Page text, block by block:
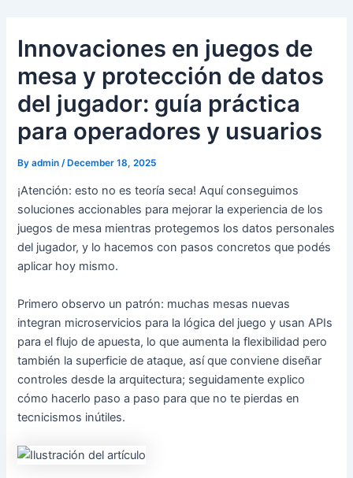
contentInnovaciones en juegos de
mesa y protección de datos
del jugador: guía práctica
para operadores y usuarios
Byadmin /December 18, 2025
¡Atención: esto no es teoría seca! Aquí conseguimos
soluciones accionables para mejorar la experiencia de los
juegos de mesa mientras protegemos los datos personales
del jugador, y lo hacemos con pasos concretos que podés
aplicar hoy mismo.
Primero observo un patrón: muchas mesas nuevas
integran microservicios para la lógica del juego y usan APIs
para el flujo de apuesta, lo que aumenta la flexibilidad pero
también la superficie de ataque, así que conviene diseñar
controles desde la arquitectura; seguidamente explico
cómo hacerlo paso a paso para que no te pierdas en
tecnicismos inútiles.